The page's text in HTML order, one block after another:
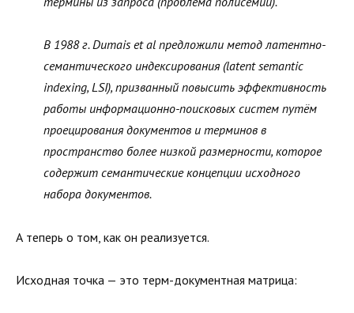
В 1988 г. Dumais et al предложили метод латентно-
семантического индексирования (latent semantic
indexing, LSI), призванный повысить эффективность
работы информационно-поисковых систем путём
проецирования документов и терминов в
пространство более низкой размерности, которое
содержит семантические концепции исходного
набора документов.
А теперь о том, как он реализуется.
Исходная точка — это терм-документная матрица: